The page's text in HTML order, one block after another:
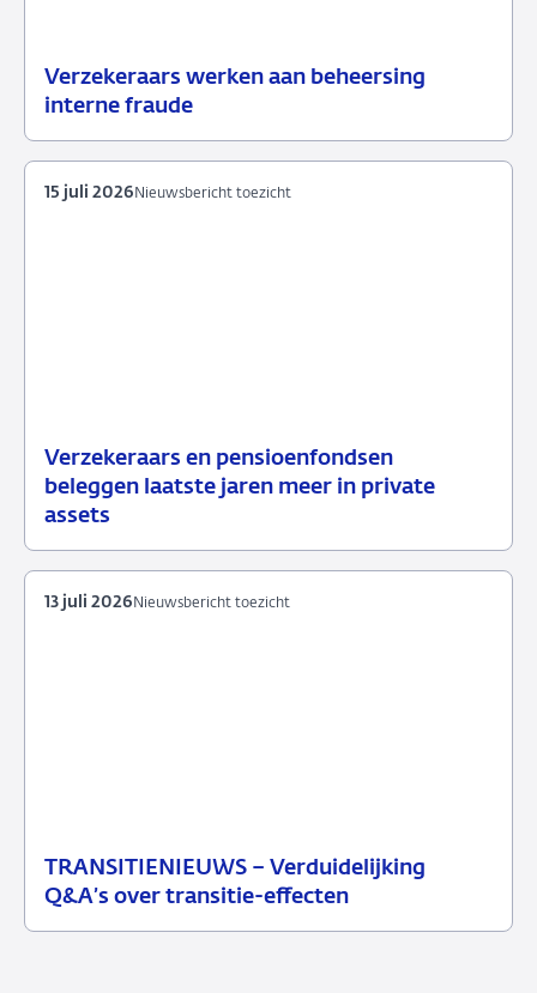
Verzekeraars werken aan beheersing
interne fraude
24
Nieuwsbericht
Verzekeraars en pensioenfondsen
beleggen laatste jaren meer in private
assets
15
juli
Nieuwsbericht
toezicht
Nieuwsbericht toezicht
15 juli 2026
TRANSITIENIEUWS – Verduidelijking
Q&A’s over transitie-effecten
13
Nieuwsbericht
Nieuwsbericht toezicht
13 juli 2026